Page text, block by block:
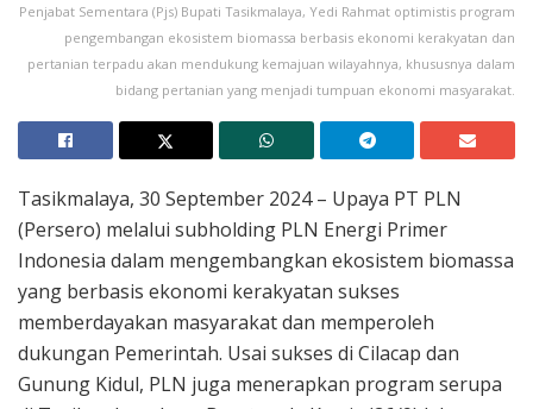
Penjabat Sementara (Pjs) Bupati Tasikmalaya, Yedi Rahmat optimistis program
pengembangan ekosistem biomassa berbasis ekonomi kerakyatan dan
pertanian terpadu akan mendukung kemajuan wilayahnya, khususnya dalam
bidang pertanian yang menjadi tumpuan ekonomi masyarakat.
Tasikmalaya, 30 September 2024 – Upaya PT PLN
(Persero) melalui subholding PLN Energi Primer
Indonesia dalam mengembangkan ekosistem biomassa
yang berbasis ekonomi kerakyatan sukses
memberdayakan masyarakat dan memperoleh
dukungan Pemerintah. Usai sukses di Cilacap dan
Gunung Kidul, PLN juga menerapkan program serupa